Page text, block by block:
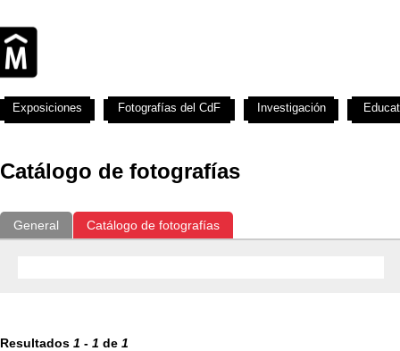
Catálogo de fotografías
General Catálogo de fotografías
Resultados 1 - 1 de 1
Exposiciones Fotografías del CdF Investigación